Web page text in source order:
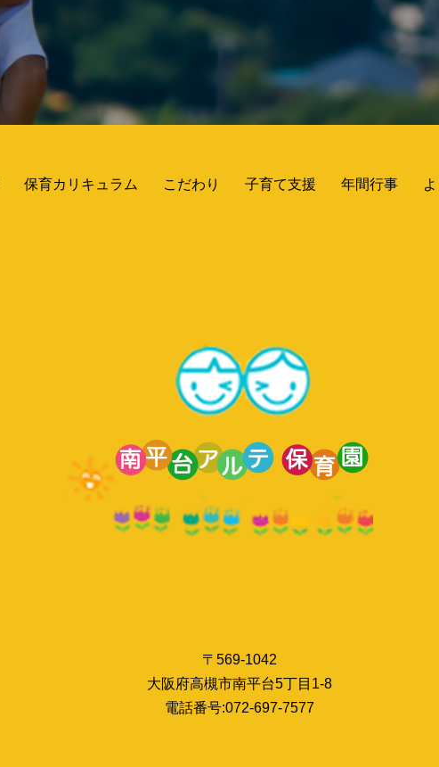
保育カリキュラム こだわり 子育て支援 年間行事
〒569-1042
大阪府高槻市南平台5丁目1-8
電話番号:072-697-7577